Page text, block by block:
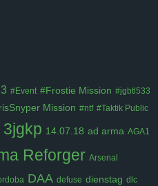
#Event #Frostie Mission #jgbtl533
Mission #ntf #Taktik Public
3jgkp 14.07.18 ad arma AGA1
Reforger Arsenal
DAA defuse dienstag dlc